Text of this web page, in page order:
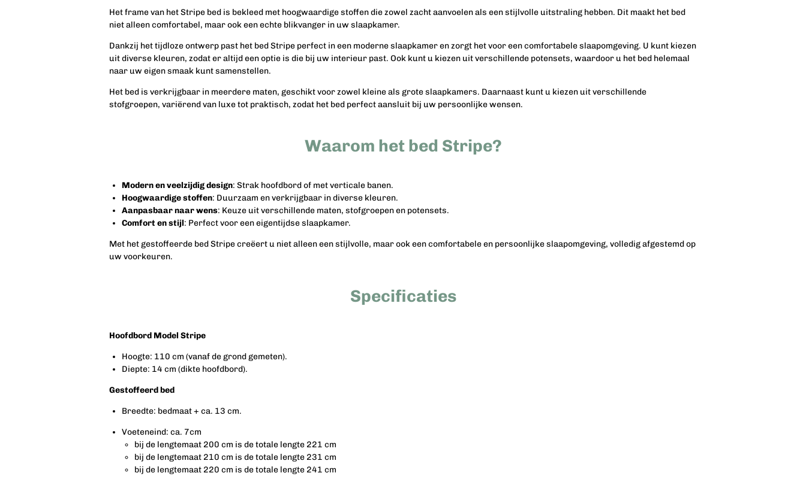
Het frame van het Stripe bed is bekleed met hoogwaardige stoffen die zowel zacht aanvoelen als een stijlvolle uitstraling hebben. Dit maakt het bed
niet alleen comfortabel, maar ook een echte blikvanger in uw slaapkamer.
Dankzij het tijdloze ontwerp past het bed Stripe perfect in een moderne slaapkamer en zorgt het voor een comfortabele slaapomgeving. U kunt kiezen
uit diverse kleuren, zodat er altijd een optie is die bij uw interieur past. Ook kunt u kiezen uit verschillende potensets, waardoor u het bed helemaal
naar uw eigen smaak kunt samenstellen.
Het bed is verkrijgbaar in meerdere maten, geschikt voor zowel kleine als grote slaapkamers. Daarnaast kunt u kiezen uit verschillende
stofgroepen, variërend van luxe tot praktisch, zodat het bed perfect aansluit bij uw persoonlijke wensen.
Waarom het bed Stripe?
Modern en veelzijdig design: Strak hoofdbord of met verticale banen.
Hoogwaardige stoffen: Duurzaam en verkrijgbaar in diverse kleuren.
Aanpasbaar naar wens: Keuze uit verschillende maten, stofgroepen en potensets.
Comfort en stijl: Perfect voor een eigentijdse slaapkamer.
Met het gestoffeerde bed Stripe creëert u niet alleen een stijlvolle, maar ook een comfortabele en persoonlijke slaapomgeving, volledig afgestemd op
uw voorkeuren.
Specificaties
Hoofdbord Model Stripe
Hoogte: 110 cm (vanaf de grond gemeten).
Diepte: 14 cm (dikte hoofdbord).
Gestoffeerd bed
Breedte: bedmaat + ca. 13 cm.
Voeteneind: ca. 7cm
bij de lengtemaat 200 cm is de totale lengte 221 cm
bij de lengtemaat 210 cm is de totale lengte 231 cm
bij de lengtemaat 220 cm is de totale lengte 241 cm